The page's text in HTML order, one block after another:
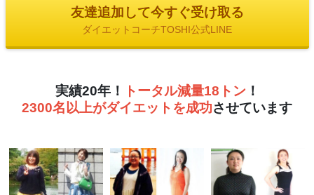
友達追加して今すぐ受け取る
ダイエットコーチTOSHI公式LINE
実績20年！ トータル減量18トン ！
2300名以上がダイエットを成功させています